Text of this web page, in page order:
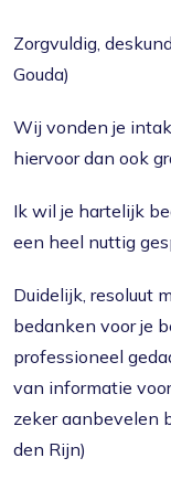
Zorgvuldig,
Gouda)
Wij vonden je
hiervoor dan ook
Ik wil je hartelijk
een heel nuttig
Duidelijk, resoluut
bedanken voor je
professioneel
van informatie
zeker aanbevelen
den Rijn)